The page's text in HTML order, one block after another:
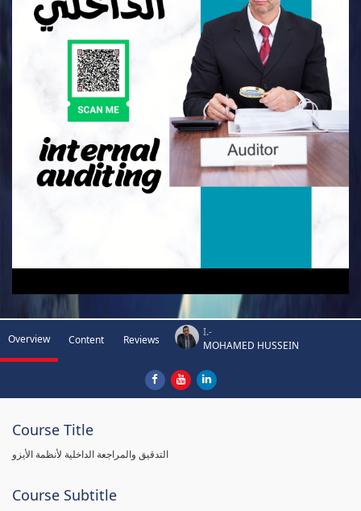
Overview Content Reviews
I.-
MOHAMED HUSSEIN
Course Title
التدقيق والمراجعة الداخلية لأنظمة الأيزو
Course Subtitle